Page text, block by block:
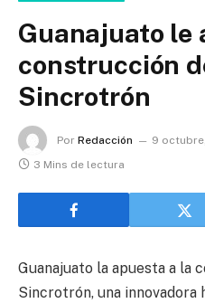
Guanajuato le
construcción
Sincrotrón
Por Redacción 9
3 Mins de lectura
Guanajuato la apuesta a la
Sincrotrón, una innovadora